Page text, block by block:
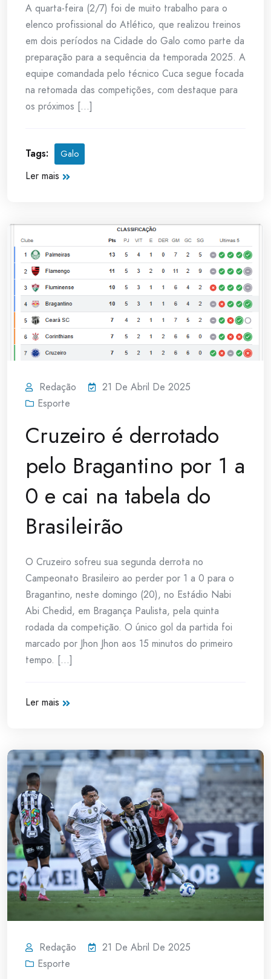
A quarta-feira (2/7) foi de muito trabalho para o
elenco profissional do Atlético, que realizou treinos
em dois períodos na Cidade do Galo como parte da
preparação para a sequência da temporada 2025. A
equipe comandada pelo técnico Cuca segue focada
na retomada das competições, com destaque para
os próximos [...]
Tags: Galo
Ler mais
Redação
21 De Abril De 2025
Esporte
Cruzeiro é derrotado
pelo Bragantino por 1 a
0 e cai na tabela do
Brasileirão
O Cruzeiro sofreu sua segunda derrota no
Campeonato Brasileiro ao perder por 1 a 0 para o
Bragantino, neste domingo (20), no Estádio Nabi
Abi Chedid, em Bragança Paulista, pela quinta
rodada da competição. O único gol da partida foi
marcado por Jhon Jhon aos 15 minutos do primeiro
tempo. [...]
Ler mais
Redação
21 De Abril De 2025
Esporte